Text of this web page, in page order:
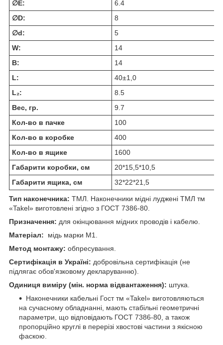
∅E:
6.4
∅D:
8
∅d:
5
W:
14
В:
14
L:
40±1,0
L₂:
8.5
Вес, гр.
9.7
Кол-во в пачке
100
Кол-во в коробке
400
Кол-во в ящике
1600
Габарити коробки, см
20*15,5*10,5
Габарити ящика, см
32*22*21,5
Тип наконечника: ТМЛ. Наконечники мідні луджені ТМЛ тм
«Takel» виготовлені згідно з ГОСТ 7386-80.
Призначення: для окінцювання мідних проводів і кабелю.
Матеріал: мідь марки М1.
Метод монтажу: обпресування.
Сертифікація в Україні: добровільна сертифікація (не
підлягає обов'язковому декларуванню).
Одиниця виміру (мін. норма відвантаження): штука.
Наконечники кабельні Гост тм «Takel» виготовляються
на сучасному обладнанні, мають стабільні геометричні
параметри, що відповідають ГОСТ 7386-80, а також
пропорційно круглі в перерізі хвостові частини з якісною
фаскою.